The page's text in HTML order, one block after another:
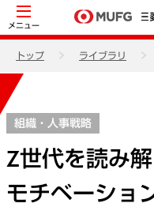
メニュー
トップ ライブラリ
組織・人事戦略
Z世代を読み
モチベーショ